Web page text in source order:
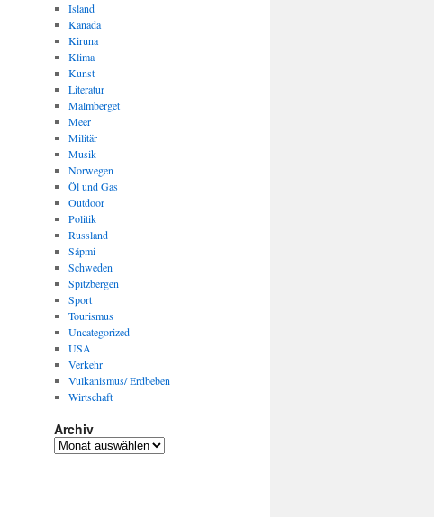
Island
Kanada
Kiruna
Klima
Kunst
Literatur
Malmberget
Meer
Militär
Musik
Norwegen
Öl und Gas
Outdoor
Politik
Russland
Sápmi
Schweden
Spitzbergen
Sport
Tourismus
Uncategorized
USA
Verkehr
Vulkanismus/ Erdbeben
Wirtschaft
Archiv
Archiv